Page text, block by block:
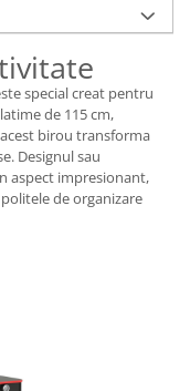
special creat pentru
de 115 cm,
birou transforma
Designul sau
aspect impresionant,
de organizare